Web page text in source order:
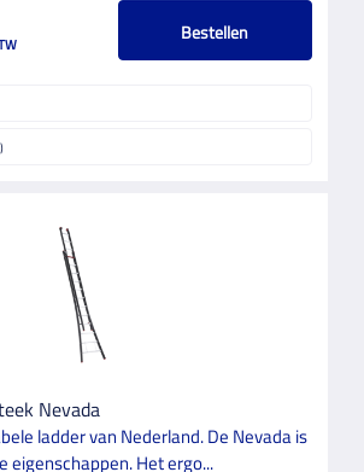
Bestellen
Nevada
ladder van Nederland. De Nevada is
eigenschappen. Het ergo...